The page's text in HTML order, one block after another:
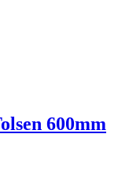
600mm